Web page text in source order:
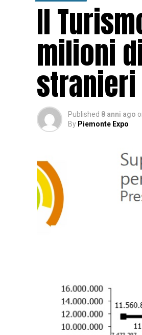
Il
milioni
stranieri
Published 8 anni ago
By Piemonte Expo